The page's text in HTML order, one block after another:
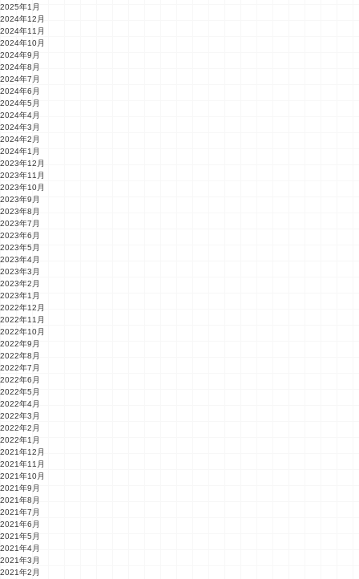
2025年1月
2024年12月
2024年11月
2024年10月
2024年9月
2024年8月
2024年7月
2024年6月
2024年5月
2024年4月
2024年3月
2024年2月
2024年1月
2023年12月
2023年11月
2023年10月
2023年9月
2023年8月
2023年7月
2023年6月
2023年5月
2023年4月
2023年3月
2023年2月
2023年1月
2022年12月
2022年11月
2022年10月
2022年9月
2022年8月
2022年7月
2022年6月
2022年5月
2022年4月
2022年3月
2022年2月
2022年1月
2021年12月
2021年11月
2021年10月
2021年9月
2021年8月
2021年7月
2021年6月
2021年5月
2021年4月
2021年3月
2021年2月